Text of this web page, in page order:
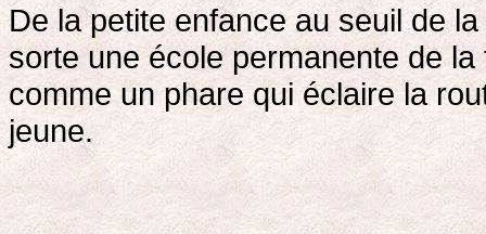
De la petite enfance au seuil de
sorte une école permanente de
comme un phare qui éclaire la
jeune.